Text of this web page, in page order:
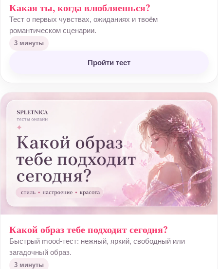
Какая ты, когда влюбляешься?
Тест о первых чувствах, ожиданиях и твоём
романтическом сценарии.
3 минуты
Пройти тест
Какой образ тебе подходит сегодня?
Быстрый mood-тест: нежный, яркий, свободный или
загадочный образ.
3 минуты